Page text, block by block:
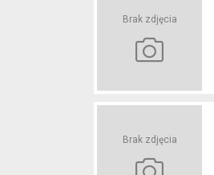
Brak zdjęcia
Brak zdjęcia